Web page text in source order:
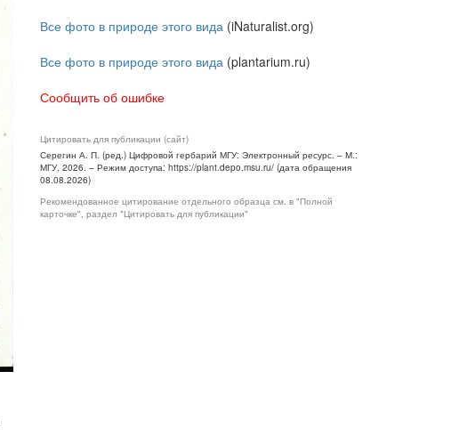
Все фото в природе этого вида (iNaturalist.org)
Все фото в природе этого вида (plantarium.ru)
Сообщить об ошибке
Цитировать для публикации (сайт)
Серегин А. П. (ред.) Цифровой гербарий МГУ: Электронный ресурс. – М.:
МГУ, 2026. – Режим доступа: https://plant.depo.msu.ru/ (дата обращения
08.08.2026)
Рекомендованное цитирование отдельного образца см. в "Полной
карточке", раздел "Цитировать для публикации"